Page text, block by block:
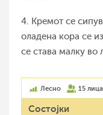
4. Кремот се
оладена кора се
се става малку во
Лесно 15 лица
Состојки